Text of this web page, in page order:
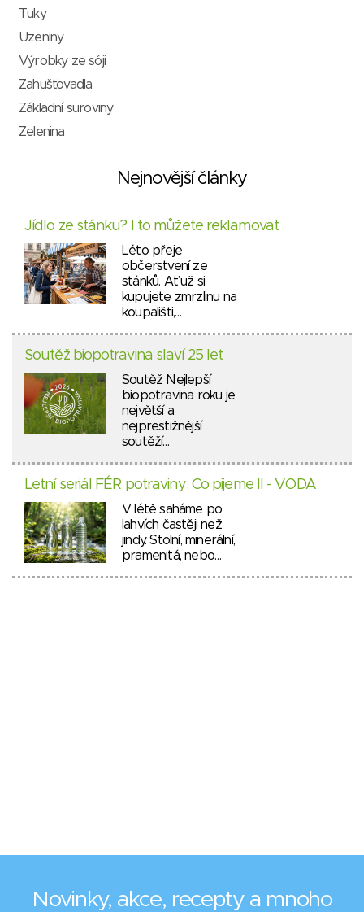
Tuky
Uzeniny
Výrobky ze sóji
Zahušťovadla
Základní suroviny
Zelenina
Nejnovější články
Jídlo ze stánku? I to můžete reklamovat
Léto přeje
občerstvení ze
stánků. Ať už si
kupujete zmrzlinu na
koupališti,…
Soutěž biopotravina slaví 25 let
Soutěž Nejlepší
biopotravina roku je
největší a
nejprestižnější
soutěží…
Letní seriál FÉR potraviny: Co pijeme II - VODA
V létě saháme po
lahvích častěji než
jindy. Stolní, minerální,
pramenitá, nebo…
Novinky, akce, recepty a mnoho